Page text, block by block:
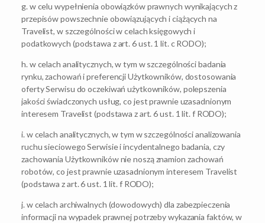
g. w celu wypełnienia obowiązków prawnych wynikających z
przepisów powszechnie obowiązujących i ciążących na
Travelist, w szczególności w celach księgowych i
podatkowych (podstawa z art. 6 ust. 1 lit. c RODO);
h. w celach analitycznych, w tym w szczególności badania
rynku, zachowań i preferencji Użytkowników, dostosowania
oferty Serwisu do oczekiwań użytkowników, polepszenia
jakości świadczonych usług, co jest prawnie uzasadnionym
interesem Travelist (podstawa z art. 6 ust. 1 lit. f RODO);
i. w celach analitycznych, w tym w szczególności analizowania
ruchu sieciowego Serwisie i incydentalnego badania, czy
zachowania Użytkowników nie noszą znamion zachowań
robotów, co jest prawnie uzasadnionym interesem Travelist
(podstawa z art. 6 ust. 1 lit. f RODO);
j. w celach archiwalnych (dowodowych) dla zabezpieczenia
informacji na wypadek prawnej potrzeby wykazania faktów, w